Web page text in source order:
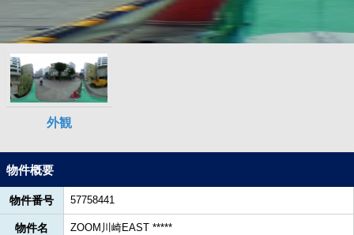
物件概要
物件番号 57758441
物件名 ZOOM川崎EAST *****